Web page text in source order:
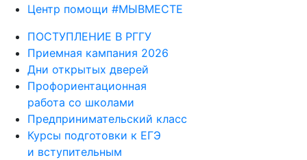
Центр помощи #МЫВМЕСТЕ
ПОСТУПЛЕНИЕ В РГГУ
Приемная кампания 2026
Дни открытых дверей
Профориентационная
работа со школами
Предпринимательский класс
Курсы подготовки к ЕГЭ
и вступительным